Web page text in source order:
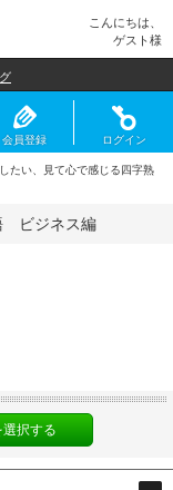
こんにちは、
ゲスト様
会員登録 ログイン
たい、見て心で感じる四字熟
ビジネス編
択する